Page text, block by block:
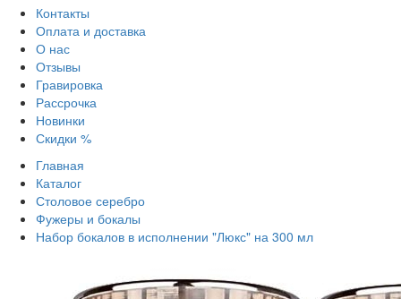
Контакты
Оплата и доставка
О нас
Отзывы
Гравировка
Рассрочка
Новинки
Скидки %
Главная
Каталог
Столовое серебро
Фужеры и бокалы
Набор бокалов в исполнении "Люкс" на 300 мл